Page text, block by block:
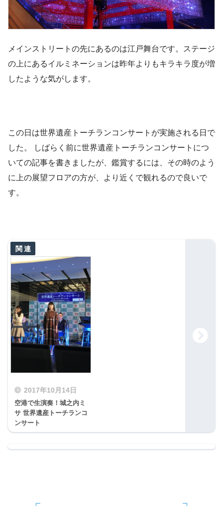
メインストリートの先にあるのは江戸舞台です。ステージ
の上にあるイルミネーションは昨年よりもキラキラ度が増
したような気がします。
この日は世界遺産トーチランコンサートが実施される日で
した。 しばらく前に世界遺産トーチランコンサートにつ
いての記事を書きましたが、鑑賞するには、その時のよう
に上の展望フロアの方が、より近くで観れるので良いで
す。
2017年10月14日
空港で生演奏！城之内ミ
サ 世界遺産トーチランコ
ンサート